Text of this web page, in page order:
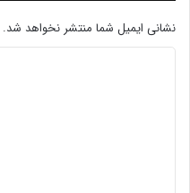
نشانی ایمیل شما منتشر نخواهد شد.